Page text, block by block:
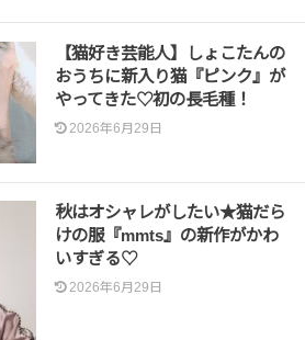
【猫好き芸能人】しょこたんの
おうちに新入り猫『ピンク』が
やってきた♡初の長毛種！
2026年6月29日
秋はオシャレがしたい★猫だら
けの服『mmts』の新作がかわ
いすぎる♡
2026年6月29日